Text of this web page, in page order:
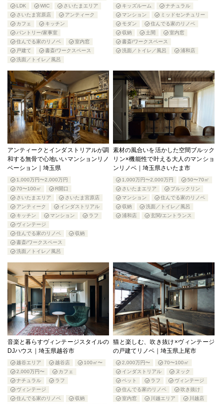
LDK
WIC
さいたまエリア
さいたま宮原店
アンティーク
カフェ
キッチン
パントリー/家事室
住んでる家のリノベ
室内窓
戸建て
書斎/ワークスペース
洗面／トイレ／風呂
キッズルーム
ナチュラル
マンション
ミッドセンチュリー
モダン
住んでる家のリノベ
収納
土間
室内窓
書斎/ワークスペース
洗面／トイレ／風呂
浦和店
アンティークとインダストリアルが調
和する無骨で心地いいマンションリノ
ベーション｜埼玉県
1,000万円〜2,000万円
70〜100㎡
R開口
さいたまエリア
さいたま宮原店
アンティーク
インダストリアル
キッチン
マンション
ラフ
ヴィンテージ
住んでる家のリノベ
収納
書斎/ワークスペース
洗面／トイレ／風呂
素材の風合いを活かした空間ブルック
リン×機能性で叶える大人のマンショ
ンリノベ｜埼玉県さいたま市
1,000万円〜2,000万円
50〜70㎡
さいたまエリア
ブルックリン
マンション
住んでる家のリノベ
収納
洗面／トイレ／風呂
浦和店
玄関/エントランス
音楽と暮らすヴィンテージスタイルの
DJハウス｜埼玉県越谷市
越谷エリア 越谷店
100㎡〜
2,000万円〜
カフェ
ナチュラル
ラフ
ヴィンテージ
住んでる家のリノベ
収納
猫と楽しむ、吹き抜け×ヴィンテージ
の戸建てリノベ｜埼玉県上尾市
2,000万円〜
70〜100㎡
インダストリアル
ヌック
ペット
ラフ
ヴィンテージ
住んでる家のリノベ
吹き抜け
室内窓
川越エリア
川越店